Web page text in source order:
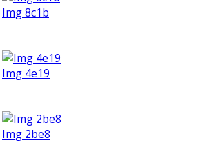
Img 8c1b
Img 4e19
Img 2be8